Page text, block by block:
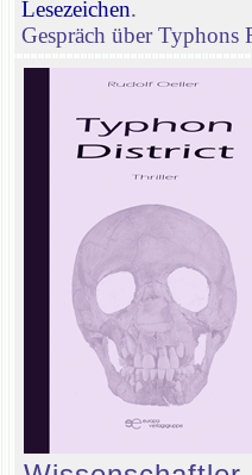
Lesezeichen.
Gespräch über Typhons